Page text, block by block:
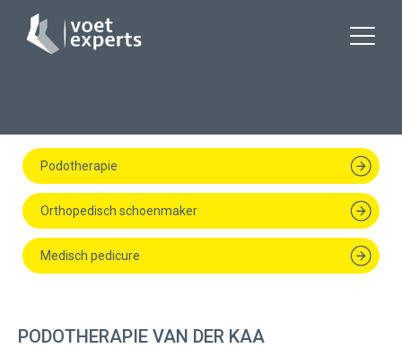
Podotherapie
Orthopedisch schoenmaker
Medisch pedicure
PODOTHERAPIE VAN DER KAA